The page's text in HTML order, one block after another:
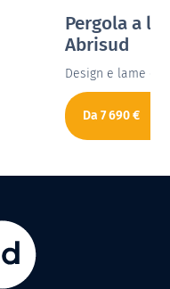
Pergola a
Abrisud
Design e lame
Da7 690 €